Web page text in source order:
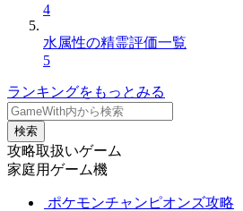
4
水属性の精霊評価一覧
5
ランキングをもっとみる
検索
攻略取扱いゲーム
家庭用ゲーム機
ポケモンチャンピオンズ攻略